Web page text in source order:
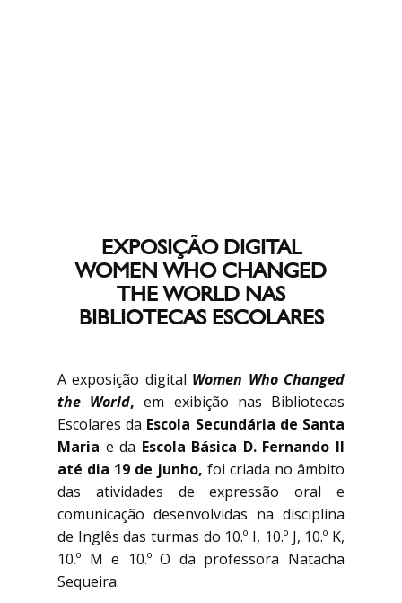
EXPOSIÇÃO DIGITAL
WOMEN WHO CHANGED
THE WORLD NAS
BIBLIOTECAS ESCOLARES
A exposição digital Women Who Changed
the World, em exibição nas Bibliotecas
Escolares da Escola Secundária de Santa
Maria e da Escola Básica D. Fernando II
até dia 19 de junho, foi criada no âmbito
das atividades de expressão oral e
comunicação desenvolvidas na disciplina
de Inglês das turmas do 10.º I, 10.º J, 10.º K,
10.º M e 10.º O da professora Natacha
Sequeira.